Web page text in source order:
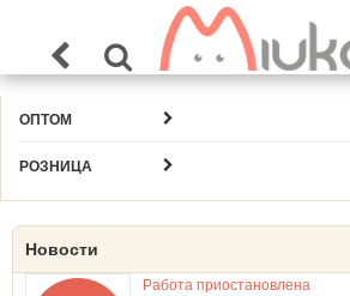
ОПТОМ
РОЗНИЦА
Новости
Работа приостановлена